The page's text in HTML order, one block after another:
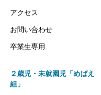
アクセス
お問い合わせ
卒業生専用
２歳児・未就園児「めばえ
組」